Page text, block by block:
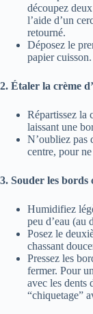
découpez
l’aide d’un
retourné.
Déposez le
papier cuisson.
2. Étaler la crème
Répartissez la
laissant une
N’oubliez pas
centre, pour
3. Souder les bords
Humidifiez
peu d’eau (au
Posez le
chassant
Pressez les
fermer. Pour
avec les dents
“chiquetage”